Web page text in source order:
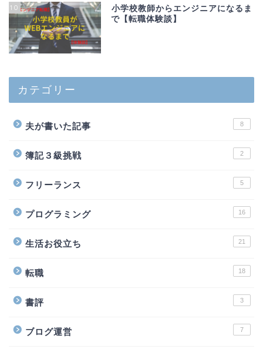
10
小学校教師からエンジニアになるま
で【転職体験談】
カテゴリー
夫が書いた記事 8
簿記３級挑戦 2
フリーランス 5
プログラミング 16
生活お役立ち 21
転職 18
書評 3
ブログ運営 7